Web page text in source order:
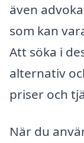
även
som kan
Att söka i
alternativ
priser och
När du